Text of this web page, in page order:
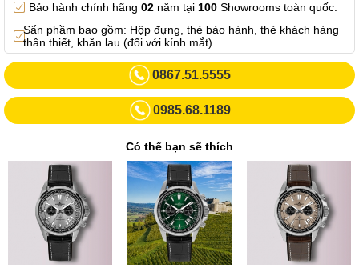
0982.769.887
Showroom 3: Số 87 Trương Định - Hai Bà Trưng - Hà Nội.
0969102552
Số 55 Trần Đăng Ninh – Cầu Giấy – Hà Nội
0963264832
02437836542
Số 8 Trần Duy Hưng - Cầu Giấy - Hà Nội
02432232319
Số 413 Quang Trung - Hà Đông - Hà Nội
02432127660
Bảo hành chính hãng 02 năm tại 100 Showrooms toàn quốc.
Sẩn phầm bao gồm: Hộp đựng, thẻ bảo hành, thẻ khách hàng
thân thiết, khăn lau (đối với kính mắt).
0867.51.5555
0985.68.1189
Có thể bạn sẽ thích